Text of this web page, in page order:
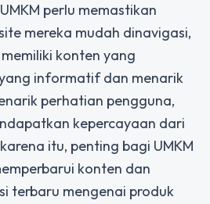
perlu memastikan
mereka mudah dinavigasi,
konten yang
informatif dan menarik
perhatian pengguna,
kepercayaan dari
itu, penting bagi UMKM
konten dan
terbaru mengenai produk